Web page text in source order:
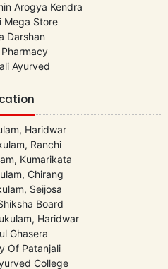
Arogya Kendra
Mega Store
Darshan
Ayurved
Haridwar
Ranchi
Kumarikata
Chirang
Seijosa
Board
Haridwar
Ghasera
Of Patanjali
College